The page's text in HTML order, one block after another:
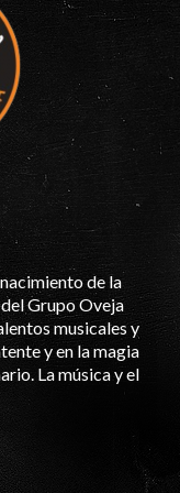
de la
Grupo Oveja
musicales y
y en la magia
La música y el